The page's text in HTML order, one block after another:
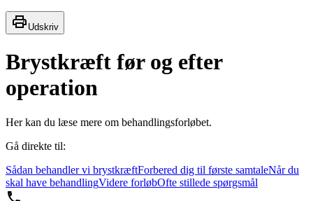
Udskriv
Brystkræft før og efter
operation
Her kan du læse mere om behandlingsforløbet.
Gå direkte til:
Sådan behandler vi brystkræftForbered dig til første samtaleNår du
skal have behandlingVidere forløbOfte stillede spørgsmål